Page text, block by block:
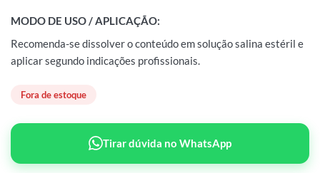
MODO DE USO / APLICAÇÃO:
Recomenda-se dissolver o conteúdo em solução salina estéril e
aplicar segundo indicações profissionais.
Fora de estoque
Tirar dúvida no WhatsApp